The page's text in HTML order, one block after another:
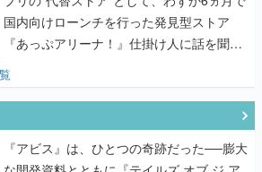
国内向けローンチを行った発見型ストア
『あっぷアリーナ！』仕掛け人に話を聞い
『アビス』は、ひとつの奇跡だった──膨大